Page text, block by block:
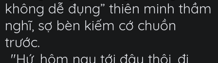
không dễ đụng” thiên minh thầm
nghĩ, sợ bèn kiếm cớ chuồn
trước.
"Hứ, hôm nay tới đây thôi, đi